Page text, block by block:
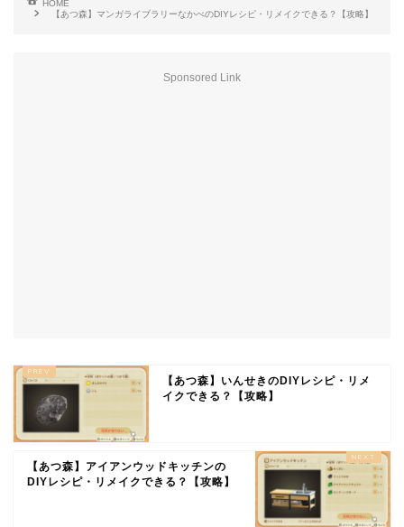
HOME
【あつ森】マンガライブラリーなかべのDIYレシピ・リメイクできる？【攻略】
Sponsored Link
【あつ森】いんせきのDIYレシピ・リメ
イクできる？【攻略】
【あつ森】アイアンウッドキッチンの
DIYレシピ・リメイクできる？【攻略】